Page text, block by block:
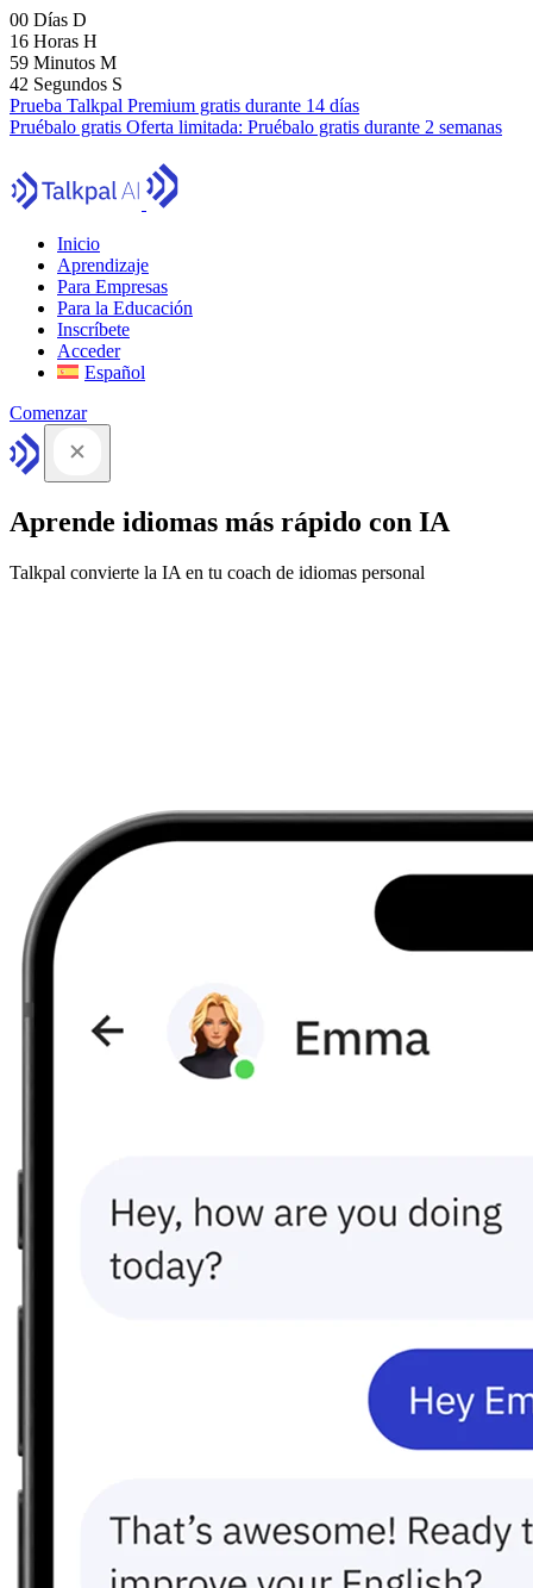
00 Días D
16 Horas H
59 Minutos M
41 Segundos S
Prueba Talkpal Premium gratis durante 14 días
Pruébalo gratis Oferta limitada: Pruébalo gratis durante 2 semanas
Inicio
Aprendizaje
Para Empresas
Para la Educación
Inscríbete
Acceder
Español
Comenzar
Aprende idiomas más rápido con IA
Talkpal convierte la IA en tu coach de idiomas personal